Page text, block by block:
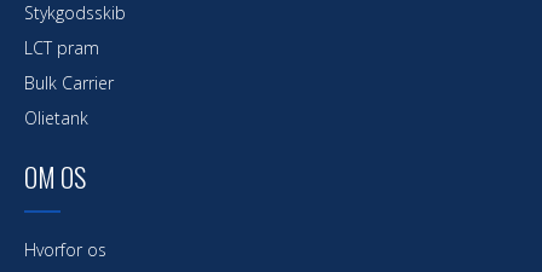
Stykgodsskib
LCT pram
Bulk Carrier
Olietank
OM OS
Hvorfor os